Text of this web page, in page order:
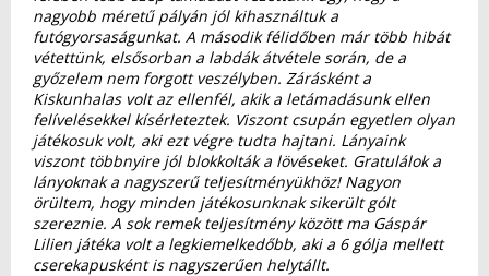
nagyobb méretű pályán jól kihasználtuk a
futógyorsaságunkat. A második félidőben már több hibát
vétettünk, elsősorban a labdák átvétele során, de a
győzelem nem forgott veszélyben. Zárásként a
Kiskunhalas volt az ellenfél, akik a letámadásunk ellen
felívelésekkel kísérleteztek. Viszont csupán egyetlen olyan
játékosuk volt, aki ezt végre tudta hajtani. Lányaink
viszont többnyire jól blokkolták a lövéseket. Gratulálok a
lányoknak a nagyszerű teljesítményükhöz! Nagyon
örültem, hogy minden játékosunknak sikerült gólt
szereznie. A sok remek teljesítmény között ma Gáspár
Lilien játéka volt a legkiemelkedőbb, aki a 6 gólja mellett
cserekapusként is nagyszerűen helytállt.